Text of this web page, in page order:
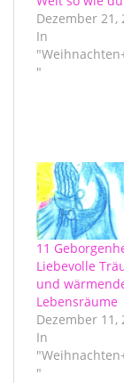
Dezember 21,
In
"
11
Liebevolle
und
Lebensräume
Dezember 11,
In
"